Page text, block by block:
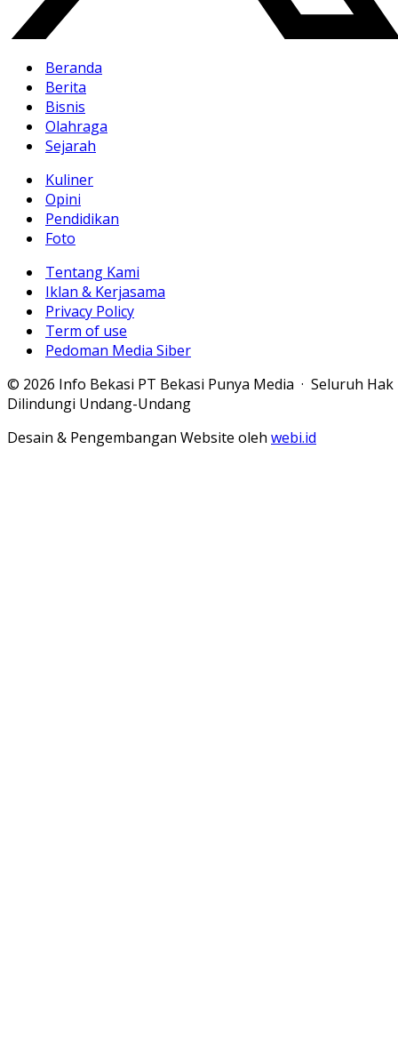
Beranda
Berita
Bisnis
Olahraga
Sejarah
Kuliner
Opini
Pendidikan
Foto
Tentang Kami
Iklan & Kerjasama
Privacy Policy
Term of use
Pedoman Media Siber
© 2026 Info Bekasi PT Bekasi Punya Media · Seluruh Hak
Dilindungi Undang-Undang
Desain & Pengembangan Website oleh webi.id